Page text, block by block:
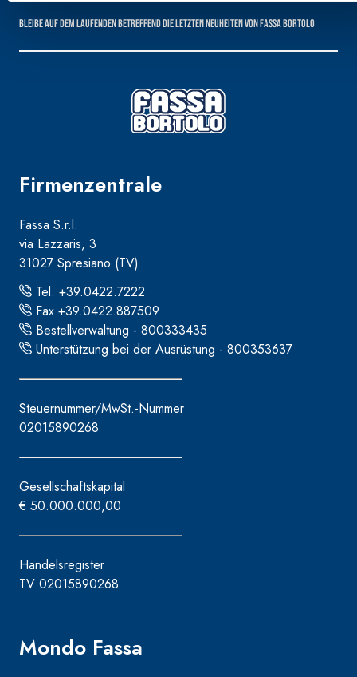
Bleibe auf dem Laufenden betreffend die letzten Neuheiten von Fassa Bortolo
Firmenzentrale
Fassa S.r.l.
via Lazzaris, 3
31027 Spresiano (TV)
Tel. +39.0422.7222
Fax +39.0422.887509
Bestellverwaltung - 800333435
Unterstützung bei der Ausrüstung - 800353637
Steuernummer/MwSt.-Nummer
02015890268
Gesellschaftskapital
€ 50.000.000,00
Handelsregister
TV 02015890268
Mondo Fassa